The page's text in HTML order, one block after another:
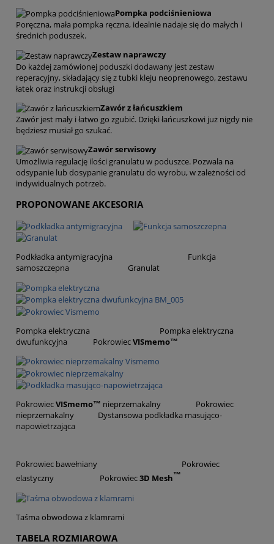
Pompka podciśnieniowa
Poręczna, mała pompka ręczna, idealnie nadaje się do małych i
średnich poduszek.
Zestaw naprawczy
Do każdej zamówionej poduszki dodawany jest zestaw
reperacyjny, składający się z tubki kleju neoprenowego, zestawu
łatek oraz instrukcji obsługi
Zawór z łańcuszkiem
Zawór jest mały i łatwo go zgubić. Dzięki łańcuszkowi już nigdy nie
będziesz musiał go szukać.
Zawór serwisowy
Umożliwia regulację ilości granulatu w poduszce. Pozwala na
odsypanie lub dosypanie granulatu do wyrobu, w zależności od
indywidualnych potrzeb.
PROPONOWANE AKCESORIA
Podkładka antymigracyjna Funkcja
samoszczepna Granulat
Pompka elektryczna Pompka elektryczna
dwufunkcyjna PokrowiecVISmemo™
PokrowiecVISmemo™ nieprzemakalny Pokrowiec
nieprzemakalny Dystansowa podkładka masująco-
napowietrzająca
Pokrowiec bawełniany Pokrowiec
elastyczny Pokrowiec3D Mesh™
Taśma obwodowa z klamrami
TABELA ROZMIAROWA